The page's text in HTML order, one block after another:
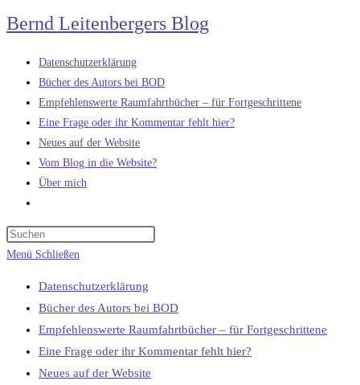
Zum
Inhalt
springen
Bernd Leitenbergers Blog
Datenschutzerklärung
Bücher des Autors bei BOD
Empfehlenswerte Raumfahrtbücher – für Fortgeschrittene
Eine Frage oder ihr Kommentar fehlt hier?
Neues auf der Website
Vom Blog in die Website?
Über mich
umschalten
Menü Schließen
Datenschutzerklärung
Bücher des Autors bei BOD
Empfehlenswerte Raumfahrtbücher – für Fortgeschrittene
Eine Frage oder ihr Kommentar fehlt hier?
Neues auf der Website